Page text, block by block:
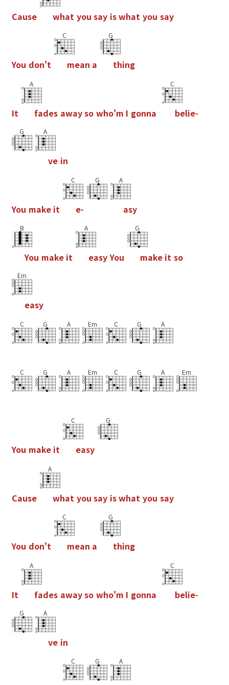
Cause what you say iswhat you say
You don't
C
mean a
G
thing
It
A
fades awayso who'm I gonna
C
belie-
G A
ve in
You make it
C
e-
G A
asy
B
You make it
A
easyYou
G
make it so
Em
easy
C G A Em C G A
C G A Em C G A Em
You make it
C
easy
G
Cause
A
what you say iswhat you say
You don't
C
mean a
G
thing
It
A
fades awayso who'm I gonna
C
belie-
G A
ve in
C G A